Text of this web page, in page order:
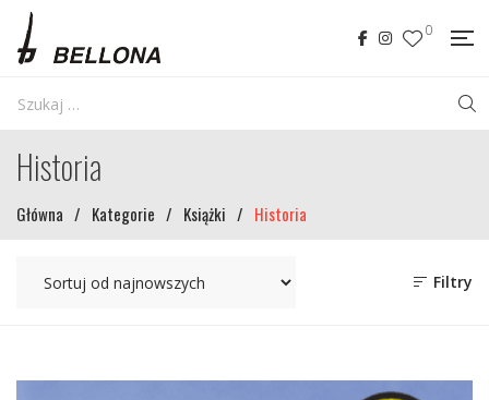
0
Historia
Główna / Kategorie / Książki / Historia
Filtry